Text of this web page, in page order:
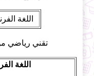
اللغة
تقني رياضي
اللغة